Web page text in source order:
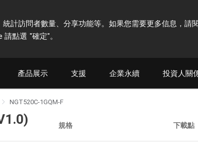
統計訪問者數量、分享功能等。如果您需要更多信息，請
請點選 "確定"。
產品展示 支援 企業永續 投資人關
NGT520C-1GQM-F
規格 下載點